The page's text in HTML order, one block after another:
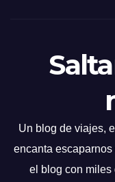
Un blog de viajes,
encanta
el blog con miles